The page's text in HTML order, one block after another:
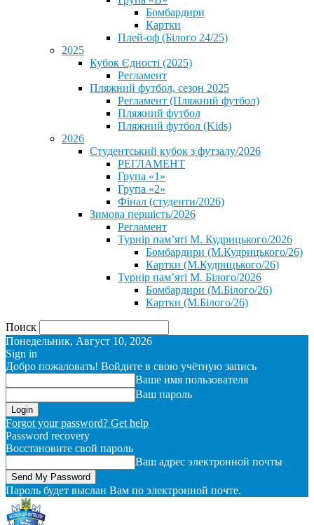
Бомбардири
Картки
Плей-оф (Білого 24/25)
2025
Кубок Єдності (2025)
Регламент
Пляжний футбол, сезон 2025
Регламент (Пляжний футбол)
Пляжний футбол
Пляжний футбол (Kids)
2026
Студентський кубок з футзалу/2026
РЕГЛАМЕНТ
Група «1»
Група «2»
Фінал (студенти/2026)
⁨Зимова першість/2026⁩
Регламент
Турнір пам’яті М. Кудрицького/2026
Бомбардири (М.Кудрицького/26)
Картки (М.Кудрицького/26)
Турнір пам’яті М. Білого/2026
Бомбардири (М.Білого/26)
Картки (М.Білого/26)
Поиск
Понедельник, Август 10, 2026
Sign in
Добро пожаловать! Войдите в свою учётную запись
Ваше имя пользователя
Ваш пароль
Forgot your password? Get help
Password recovery
Восстановите свой пароль
Ваш адрес электронной почты
Пароль будет выслан Вам по электронной почте.